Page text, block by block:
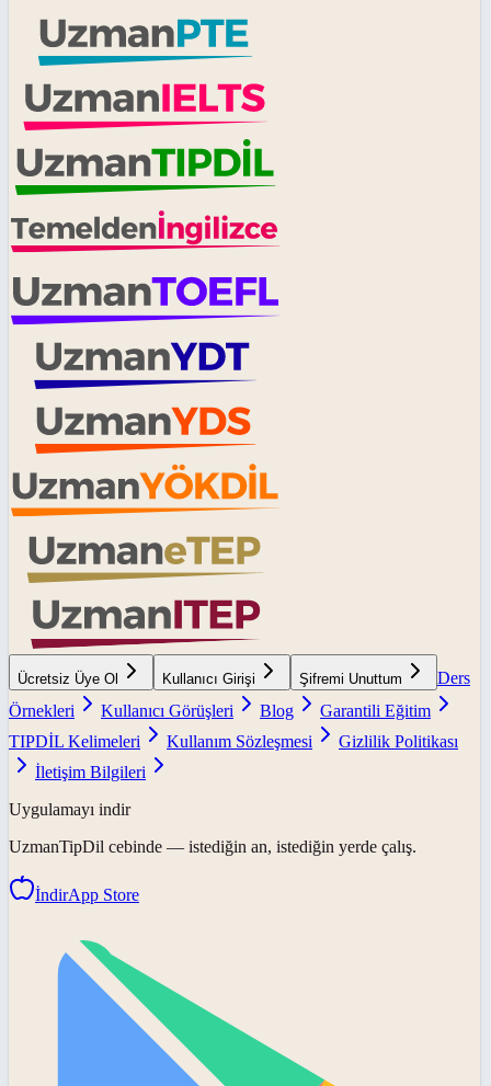
Ücretsiz Üye Ol Kullanıcı Girişi Şifremi Unuttum
Ders
Örnekleri
Kullanıcı Görüşleri Blog
Garantili Eğitim
TIPDİL Kelimeleri
Kullanım Sözleşmesi
Gizlilik Politikası
İletişim Bilgileri
Uygulamayı indir
UzmanTipDil cebinde — istediğin an, istediğin yerde çalış.
İndirApp Store